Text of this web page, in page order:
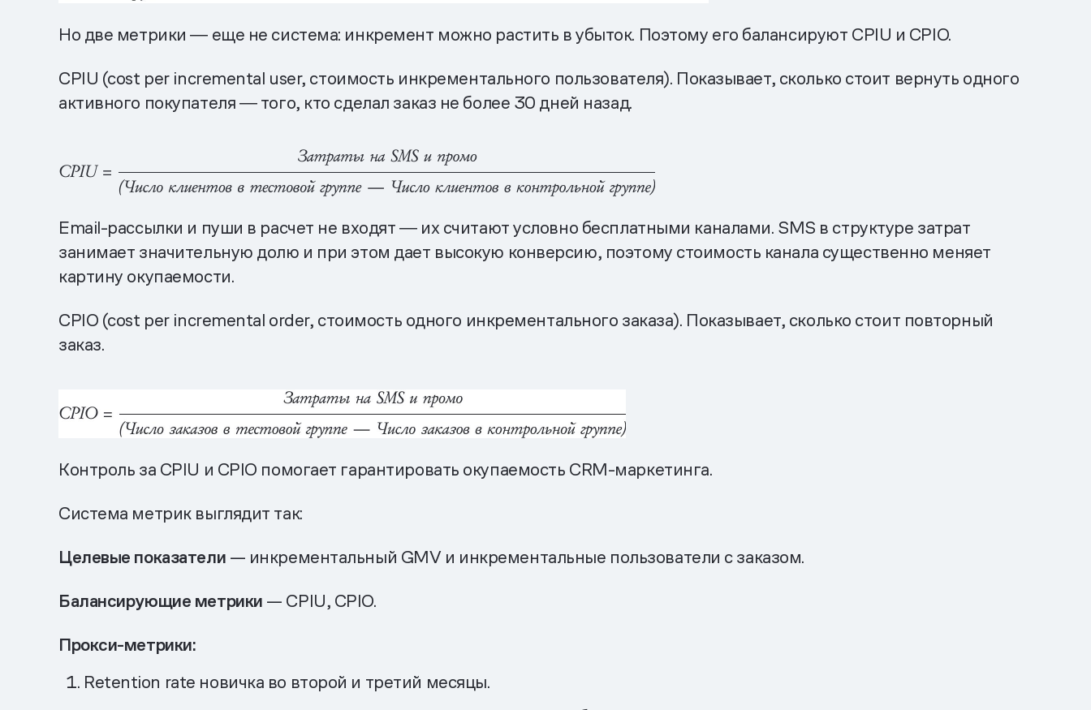
Но две метрики ― еще не система: инкремент можно растить в убыток. Поэтому его балансируют CPIU и CPIO.
CPIU (cost per incremental user, стоимость инкрементального пользователя). Показывает, сколько стоит вернуть одного
активного покупателя ― того, кто сделал заказ не более 30 дней назад.
Email-рассылки и пуши в расчет не входят ― их считают условно бесплатными каналами. SMS в структуре затрат
занимает значительную долю и при этом дает высокую конверсию, поэтому стоимость канала существенно меняет
картину окупаемости.
CPIO (cost per incremental order, стоимость одного инкрементального заказа). Показывает, сколько стоит повторный
заказ.
Контроль за CPIU и CPIO помогает гарантировать окупаемость CRM-маркетинга.
Система метрик выглядит так:
Целевые показатели — инкрементальный GMV и инкрементальные пользователи с заказом.
Балансирующие метрики — CPIU, CPIO.
Прокси-метрики:
Retention rate новичка во второй и третий месяцы.